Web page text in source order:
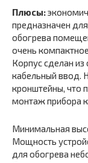
Плюсы:
предназначен
обогрева
очень
Корпус сделан из
кабельный ввод.
кронштейны, что
монтаж прибора к
Минимальная
Мощность
для обогрева